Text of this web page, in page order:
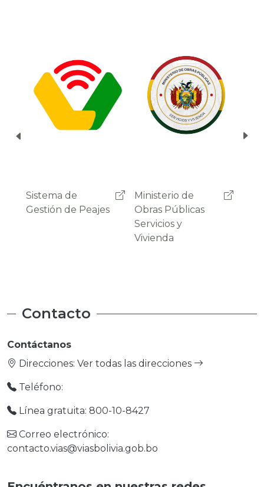
Ministerio de
Obras Públicas
Administradora
Boliviana de
Carreteras
Contacto
Contáctanos
Direcciones: Ver todas las direcciones
Teléfono:
Línea gratuita: 800-10-8427
Correo electrónico:
contacto.vias@viasbolivia.gob.bo